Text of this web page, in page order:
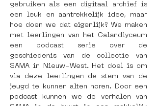
gebruiken als een digitaal archief is
een leuk en aantrekkelijk idee, maar
hoe doen we dat eigenlijk? We maken
met leerlingen van het Calandlyceum
een podcast serie over de
geschiedenis van de collectie van
SAMA in Nieuw-West. Het doel is om
via deze leerlingen de stem van de
jeugd te kunnen alten horen. Door een
podcast kunnen we de verhalen van